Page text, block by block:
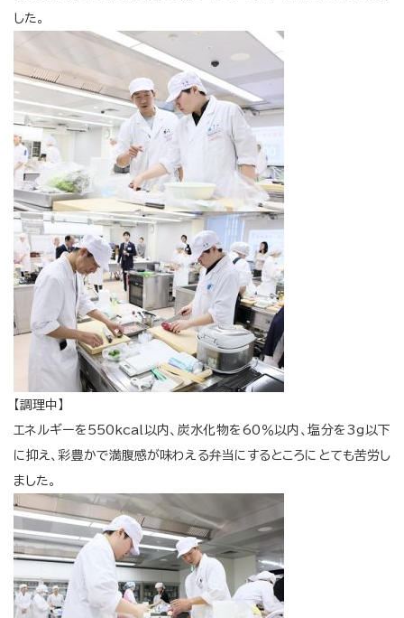
した。
【調理中】
エネルギーを550kcal以内、炭水化物を60％以内、塩分を3g以下
に抑え、彩豊かで満腹感が味わえる弁当にするところにとても苦労し
ました。